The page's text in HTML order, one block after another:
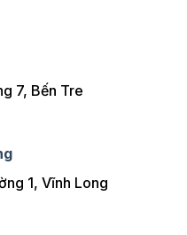
7, Bến Tre
1, Vĩnh Long